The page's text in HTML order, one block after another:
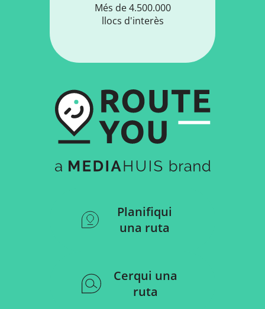
Més de 4.500.000
llocs d'interès
Planifiqui
una ruta
Cerqui una
ruta